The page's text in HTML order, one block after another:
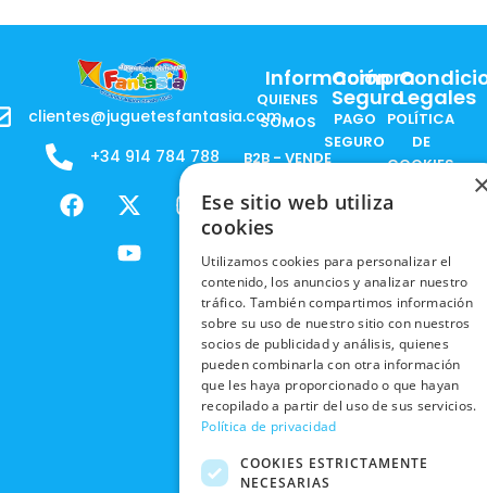
clientes@juguetesfantasia.com
+34 914 784 788
F
a
X
-
t
w
m
Y
o
u
t
Información
QUIENES
SOMOS
B2B - VENDE
PRODUCTOS
RESPONSABILIDAD
SOCIAL
TRABAJA
CON
NOSOTROS
NUESTRAS
TIENDAS
BLACK
FRIDAY
Compra
Segura
PAGO
SEGURO
NACIONALES
INTERNACIONALES
RECOGIDA
EN TIENDA
DEVOLUCIONES
Y CAMBIOS
CANCELAR
PEDIDO
Legales
POLÍTICA
DE
COOKIES
POLÍTICAS
EN RRSS
POLÍTICA DE
PRIVACIDAD
CONDICIONES
DE COMPRA
Ese sitio web utiliza
cookies
Utilizamos cookies para personalizar el
contenido, los anuncios y analizar nuestro
tráfico. También compartimos información
sobre su uso de nuestro sitio con nuestros
socios de publicidad y análisis, quienes
pueden combinarla con otra información
que les haya proporcionado o que hayan
recopilado a partir del uso de sus servicios.
Política de privacidad
COOKIES ESTRICTAMENTE
NECESARIAS